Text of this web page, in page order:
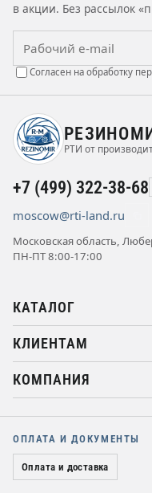
в акции. Без рассылок
Согласен на обработку
РТИ от
+7 (499) 322-38-68
moscow@rti-land.ru
Московская область,
ПН-ПТ 8:00-17:00
КАТАЛОГ
КЛИЕНТАМ
КОМПАНИЯ
ОПЛАТА И ДОКУМЕНТЫ
Оплата и доставка